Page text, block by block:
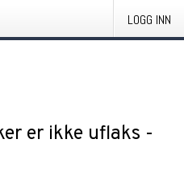
LOGG INN
er ikke uflaks -